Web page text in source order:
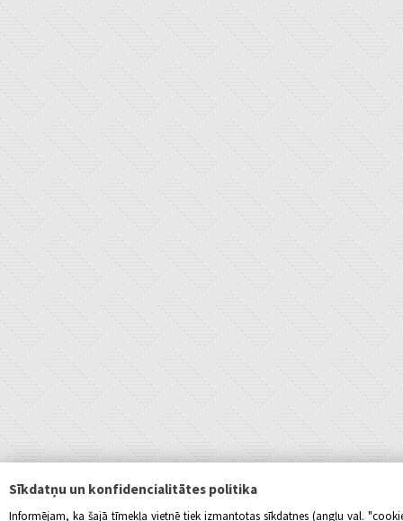
Sīkdatņu un konfidencialitātes politika
Informējam, ka šajā tīmekļa vietnē tiek izmantotas sīkdatnes (angļu val.